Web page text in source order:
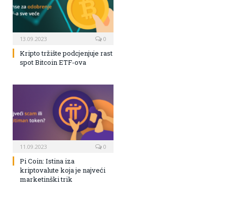
13.09.2023 0
Kripto tržište podcjenjuje rast
spot Bitcoin ETF-ova
11.09.2023 0
Pi Coin: Istina iza
kriptovalute koja je najveći
marketinški trik